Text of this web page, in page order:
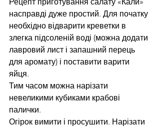
насправді дуже простий. Для початку
необхідно відварити креветки в
злегка підсоленій воді (можна додати
лавровий лист і запашний перець
для аромату) і поставити варити
яйця.
Тим часом можна нарізати
невеликими кубиками крабові
палички.
Огірок вимити і просушити. Нарізати